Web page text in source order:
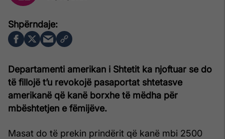
Departamenti amerikan i Shtetit ka njoftuar se do
të fillojë t’u revokojë pasaportat shtetasve
amerikanë që kanë borxhe të mëdha për
mbështetjen e fëmijëve.
Masat do të prekin prindërit që kanë mbi 2500